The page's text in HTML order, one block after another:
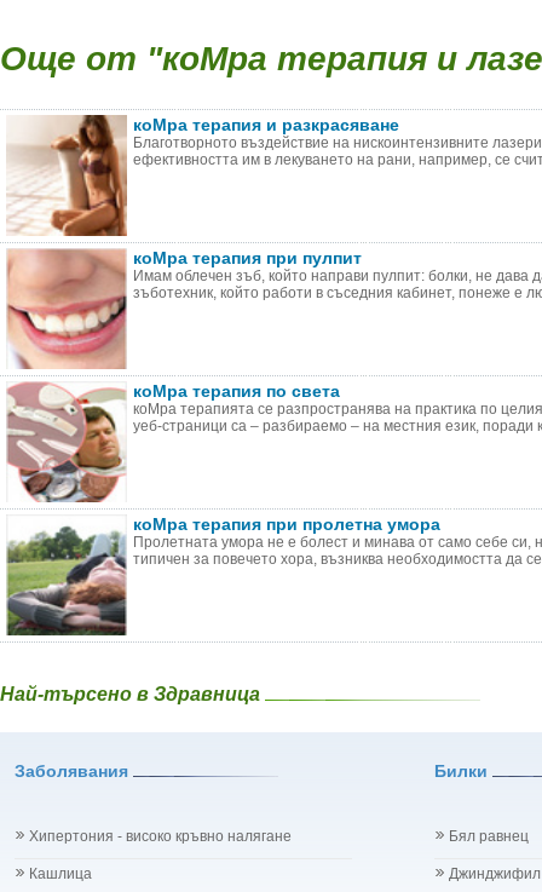
Още от "коМра терапия и
коМра терапия и разкрасяване
Благотворното въздействие на нискоинтензивните
ефективността им в лекуването на рани, например, се
коМра терапия при пулпит
Имам облечен зъб, който направи пулпит: болки, не дава
зъботехник, който работи в съседния кабинет, понеже е
коМра терапия по света
коМра терапията се разпространява на практика по
уеб-страници са – разбираемо – на местния език, поради
коМра терапия при пролетна умора
Пролетната умора не е болест и минава от само себе си,
типичен за повечето хора, възниква необходимостта да
Най-търсено в Здравница
Заболявания Билки
Хипертония - високо кръвно налягане
Кашлица
Бял равнец
Джинджифил